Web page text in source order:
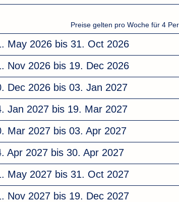
Preise gelten pro Woche für 4
May 2026 bis 31. Oct 2026
Nov 2026 bis 19. Dec 2026
Dec 2026 bis 03. Jan 2027
Jan 2027 bis 19. Mar 2027
Mar 2027 bis 03. Apr 2027
Apr 2027 bis 30. Apr 2027
May 2027 bis 31. Oct 2027
Nov 2027 bis 19. Dec 2027